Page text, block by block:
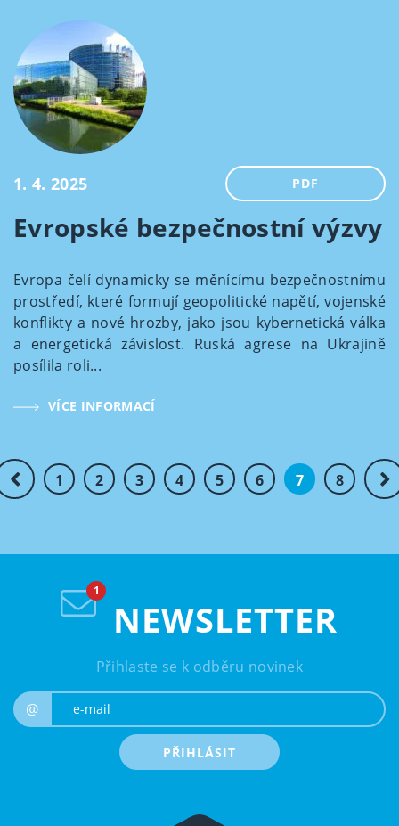
1. 4. 2025 PDF
Evropské bezpečnostní výzvy
Evropa čelí dynamicky se měnícímu bezpečnostnímu
prostředí, které formují geopolitické napětí, vojenské
konflikty a nové hrozby, jako jsou kybernetická válka
a energetická závislost. Ruská agrese na Ukrajině
posílila roli...
VÍCE INFORMACÍ
1 2 3 4 5 6 7 8
NEWSLETTER
Přihlaste se k odběru novinek
@
PŘIHLÁSIT